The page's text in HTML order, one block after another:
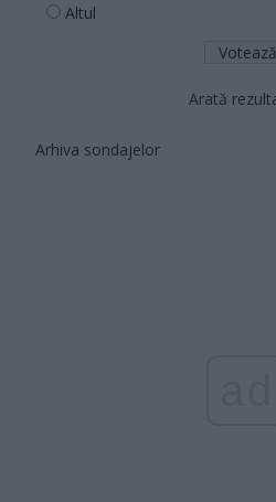
Altul
Arată
Arhiva sondajelor